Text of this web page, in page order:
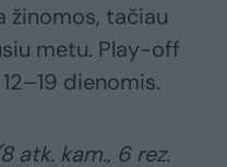
žinomos, tačiau
metu. Play-off
dienomis.
atk. kam., 6 rez.